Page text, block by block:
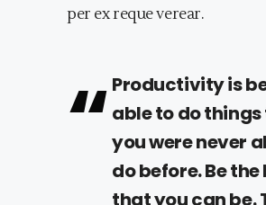
per ex reque verear.
Productivity is
able to do
you were never
do before. Be the
that you can be.